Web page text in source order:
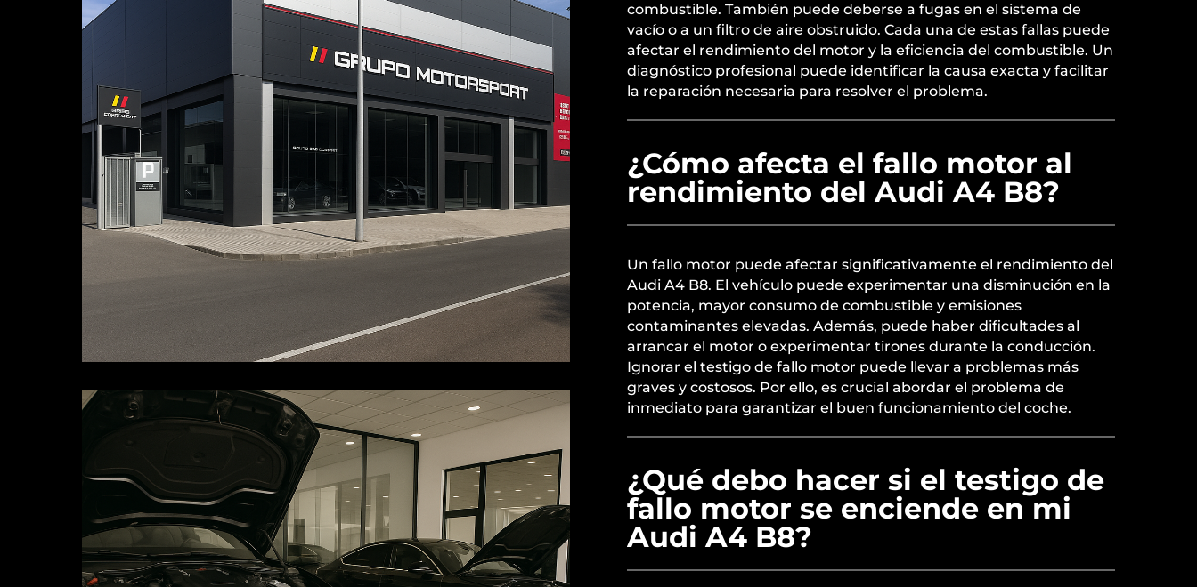
combustible. También puede deberse a fugas en el sistema de
vacío o a un filtro de aire obstruido. Cada una de estas fallas puede
afectar el rendimiento del motor y la eficiencia del combustible. Un
diagnóstico profesional puede identificar la causa exacta y facilitar
la reparación necesaria para resolver el problema.
¿Cómo afecta el fallo motor al
rendimiento del Audi A4 B8?
Un fallo motor puede afectar significativamente el rendimiento del
Audi A4 B8. El vehículo puede experimentar una disminución en la
potencia, mayor consumo de combustible y emisiones
contaminantes elevadas. Además, puede haber dificultades al
arrancar el motor o experimentar tirones durante la conducción.
Ignorar el testigo de fallo motor puede llevar a problemas más
graves y costosos. Por ello, es crucial abordar el problema de
inmediato para garantizar el buen funcionamiento del coche.
¿Qué debo hacer si el testigo de
fallo motor se enciende en mi
Audi A4 B8?